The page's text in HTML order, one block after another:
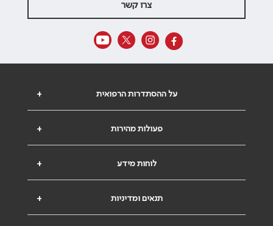
צרו קשר
+ על ההסתדרות הרפואית
+ פעולות מהירות
+ לוחות מידע
+ תנאים ומדיניות